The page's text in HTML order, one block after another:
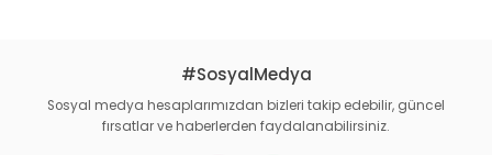
#SosyalMedya
Sosyal medya hesaplarımızdan bizleri takip edebilir, güncel
fırsatlar ve haberlerden faydalanabilirsiniz.